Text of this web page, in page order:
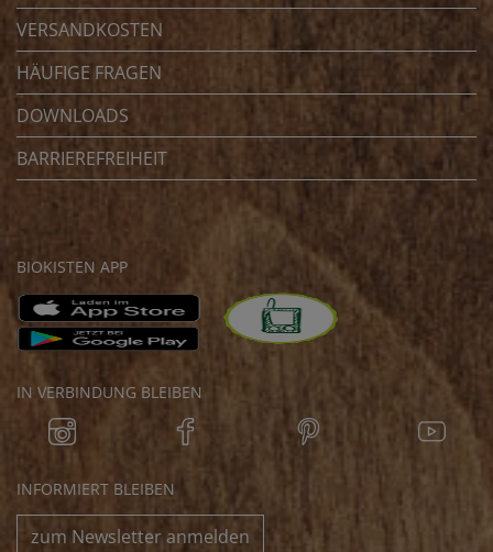
VERSANDKOSTEN
HÄUFIGE FRAGEN
DOWNLOADS
BARRIEREFREIHEIT
BIOKISTEN APP
IN VERBINDUNG BLEIBEN
INFORMIERT BLEIBEN
zum Newsletter anmelden